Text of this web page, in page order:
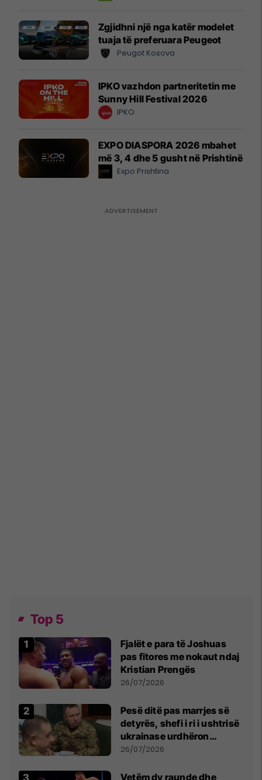
Zgjidhni një nga katër modelet
tuaja të preferuara Peugeot
Peugot Kosova
IPKO vazhdon partneritetin me
Sunny Hill Festival 2026
IPKO
EXPO DIASPORA 2026 mbahet
më 3, 4 dhe 5 gusht në Prishtinë
Expo Prishtina
Top 5
Fjalët e para të Joshuas
pas fitores me nokaut ndaj
Kristian Prengës
26/07/2026
Pesë ditë pas marrjes së
detyrës, shefi i ri i ushtrisë
ukrainase urdhëron
kontroll të madh
26/07/2026
Vetëm dy raunde dhe